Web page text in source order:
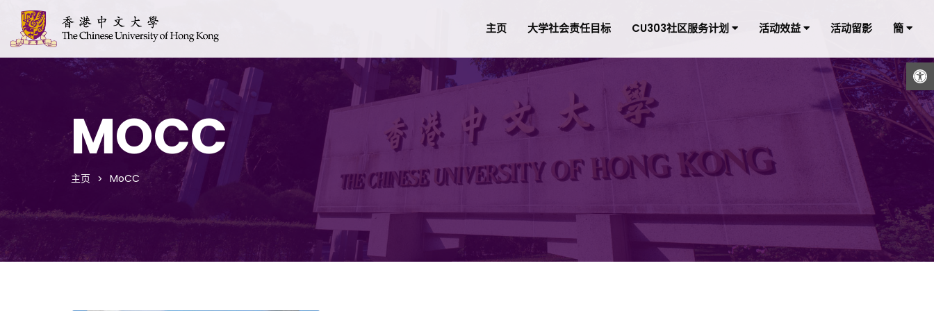
打开工具栏
主页 大学社会责任目标 CU303社区服务计划 活动效益 活动留影 簡
MOCC
主页 MoCC